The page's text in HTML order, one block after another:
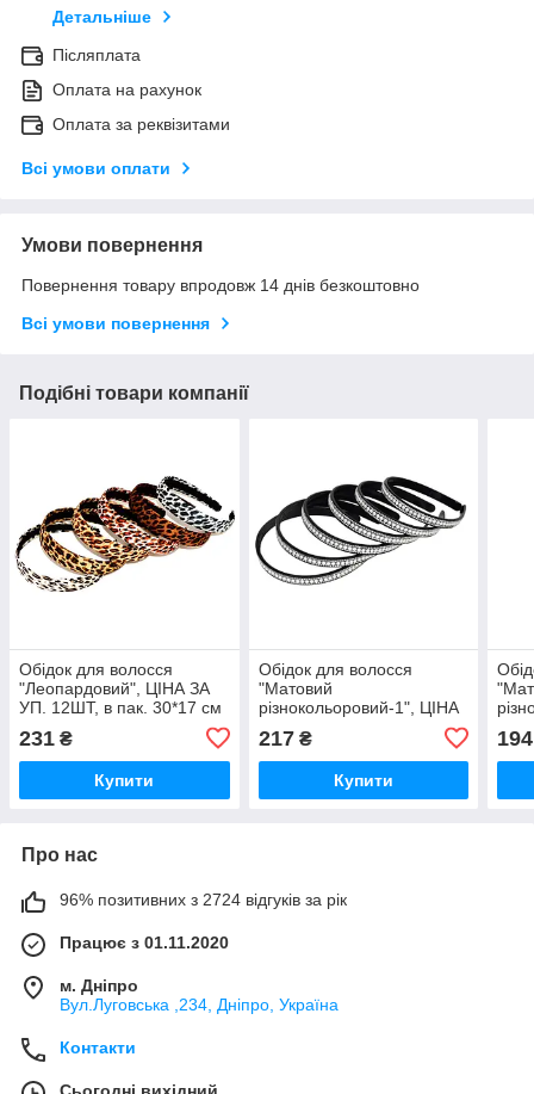
Детальніше
Післяплата
Оплата на рахунок
Оплата за реквізитами
Всі умови оплати
Умови повернення
Повернення товару впродовж 14 днів безкоштовно
Всі умови повернення
Подібні товари компанії
Обідок для волосся
"Леопардовий", ЦІНА ЗА
УП. 12ШТ, в пак. 30*17 см
231 ₴
Купити
Обідок для волосся
"Матовий
різнокольоровий-1", ЦІНА
30*17см (12шт)
217₴
Купити
194
Про нас
96% позитивних з 2724 відгуків за рік
Працює з 01.11.2020
м. Дніпро
Вул.Луговська ,234, Дніпро, Україна
Контакти